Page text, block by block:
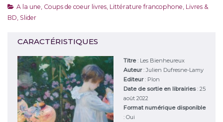
A la une Coups de coeur livres Littérature francophone Livres &
BD Slider
CARACTÉRISTIQUES
Titre: Les Bienheureux
Auteur:Julien Dufresne-Lamy
Editeur: Plon
Date de sortie en librairies: 25
août 2022
Format numérique disponible
: Oui